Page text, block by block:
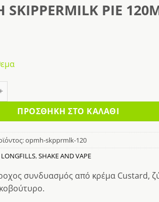
SKIPPERMILK PIE
ΠΡΟΣΘΉΚΗ ΣΤΟ ΚΑΛΆΘΙ
opmh-skpprmlk-120
LONGFILLS,SHAKE AND VAPE
συνδυασμός από κρέμα Custard,